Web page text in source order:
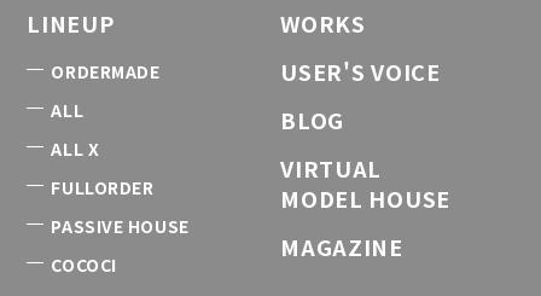
LINEUP
ORDERMADE
ALL
ALL X
FULLORDER
PASSIVE HOUSE
COCOCI
WORKS
USER'S VOICE
BLOG
VIRTUAL
MODEL HOUSE
MAGAZINE